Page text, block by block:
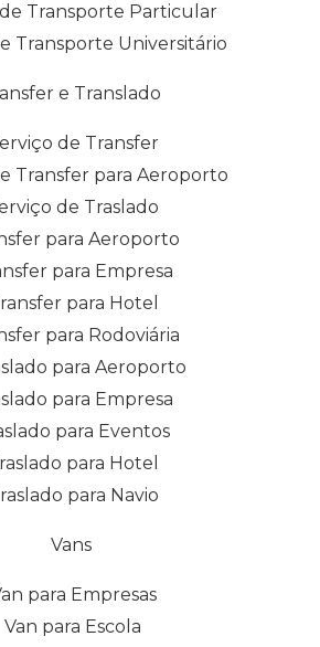
Transporte Particular
Transporte Universitário
e Translado
de Transfer
Transfer para Aeroporto
de Traslado
para Aeroporto
para Empresa
para Hotel
para Rodoviária
para Aeroporto
para Empresa
para Eventos
para Hotel
para Navio
Vans
para Empresas
Van para Escola